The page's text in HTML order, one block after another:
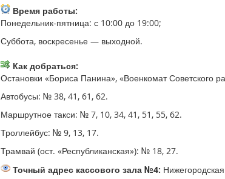
Время работы:
Понедельник-пятница: с 10:00 до 19:00;
Суббота, воскресенье — выходной.
Как добраться:
Остановки «Бориса Панина», «Военкомат Советского
Автобусы: № 38, 41, 61, 62.
Маршрутное такси: № 7, 10, 34, 41, 51, 55, 62.
Троллейбус: № 9, 13, 17.
Трамвай (ост. «Республиканская»): № 18, 27.
Точный адрес кассового зала №4: